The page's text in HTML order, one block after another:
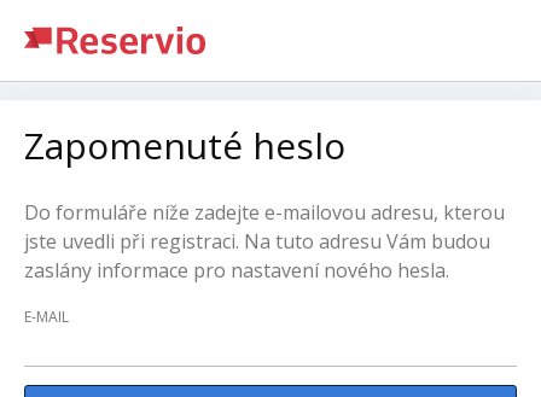
Zapomenuté heslo
Do formuláře níže zadejte e-mailovou adresu, kterou
jste uvedli při registraci. Na tuto adresu Vám budou
zaslány informace pro nastavení nového hesla.
E-MAIL